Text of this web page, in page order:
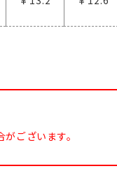
ございます。